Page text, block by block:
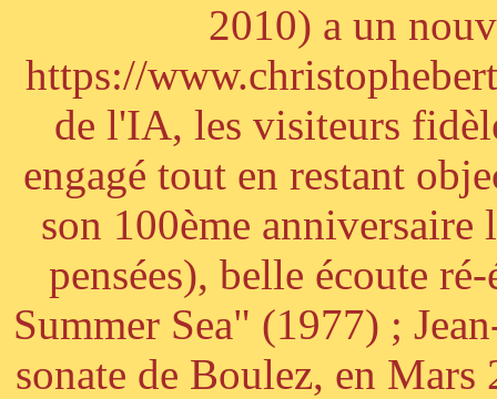
2010) a un
https://
de l'IA, les visiteurs
engagé tout en restant
son 100ème
pensées), belle écoute
Summer Sea" (1977) ;
sonate de Boulez, en